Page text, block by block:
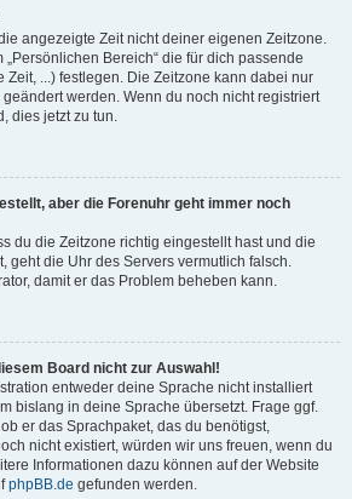
angezeigte Zeit nicht deiner eigenen Zeitzone.
„Persönlichen Bereich“ die für dich passende
Zeit, ...) festlegen. Die Zeitzone kann dabei nur
werden. Wenn du noch nicht registriert
dies jetzt zu tun.
aber die Forenuhr geht immer noch
du die Zeitzone richtig eingestellt hast und die
geht die Uhr des Servers vermutlich falsch.
damit er das Problem beheben kann.
Board nicht zur Auswahl!
entweder deine Sprache nicht installiert
bislang in deine Sprache übersetzt. Frage ggf.
er das Sprachpaket, das du benötigst,
nicht existiert, würden wir uns freuen, wenn du
Informationen dazu können auf der Website
phpBB.de gefunden werden.